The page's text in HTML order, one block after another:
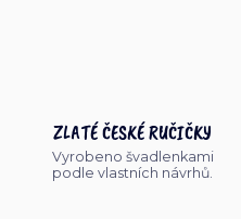
ZLATÉ ČESKÉ RUČIČKY
Vyrobeno švadlenkami
podle vlastních návrhů.